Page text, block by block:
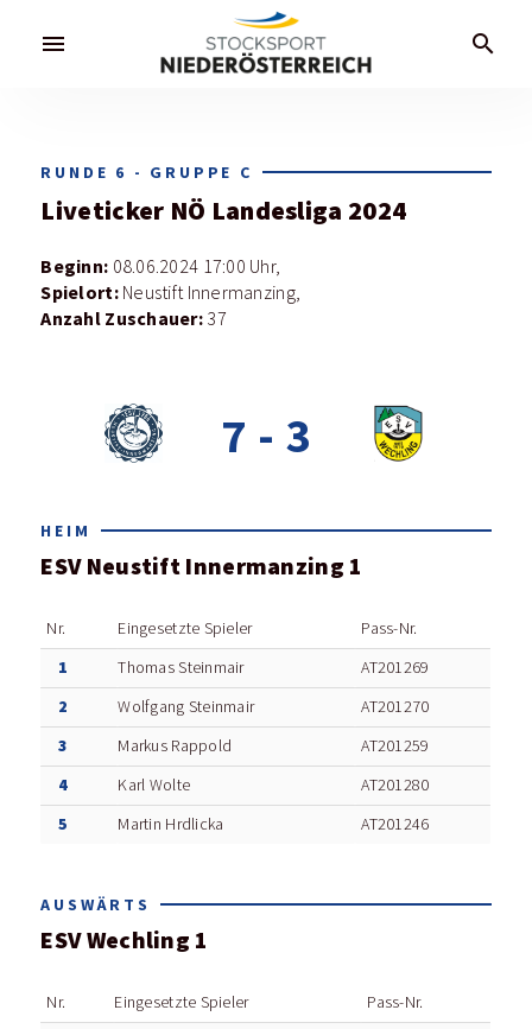
menu search
RUNDE 6 - GRUPPE C
Liveticker NÖ Landesliga 2024
Beginn: 08.06.2024 17:00 Uhr,
Spielort: Neustift Innermanzing,
Anzahl Zuschauer: 37
7 - 3
HEIM
ESV Neustift Innermanzing 1
Nr. Eingesetzte Spieler Pass-Nr.
1 Thomas Steinmair AT201269
2 Wolfgang Steinmair AT201270
3 Markus Rappold AT201259
4 Karl Wolte AT201280
5 Martin Hrdlicka AT201246
AUSWÄRTS
ESV Wechling 1
Nr. Eingesetzte Spieler Pass-Nr.